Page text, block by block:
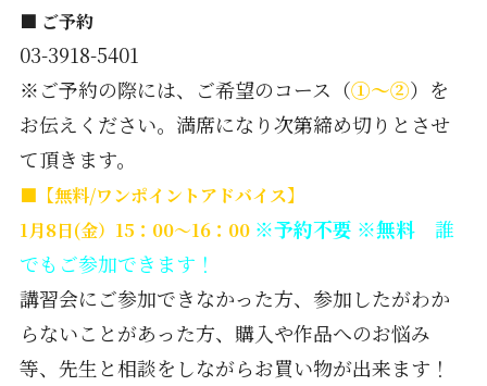
■ ご予約
03-3918-5401
※ご予約の際には、ご希望のコース（①～②）を
お伝えください。満席になり次第締め切りとさせ
て頂きます。
■【無料/ワンポイントアドバイス】
1月8日(金）15：00～16：00 ※予約不要 ※無料 誰
でもご参加できます！
講習会にご参加できなかった方、参加したがわか
らないことがあった方、購入や作品へのお悩み
等、先生と相談をしながらお買い物が出来ます！